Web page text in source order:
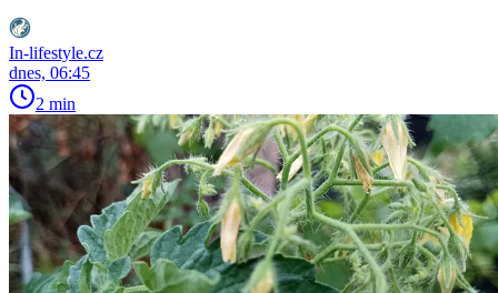
In-lifestyle.cz
dnes, 06:45
2 min